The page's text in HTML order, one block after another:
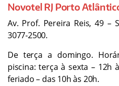
Novotel RJ Porto
Av. Prof. Pereira Reis, 49 –
3077-2500.
De terça a domingo.
piscina: terça à sexta – 12h
feriado – das 10h às 20h.